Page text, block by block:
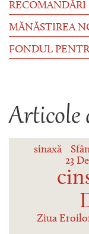
RECOMANDĂRI
MĂNĂSTIREA
FONDUL
Articole
sinaxă
23
Ziua